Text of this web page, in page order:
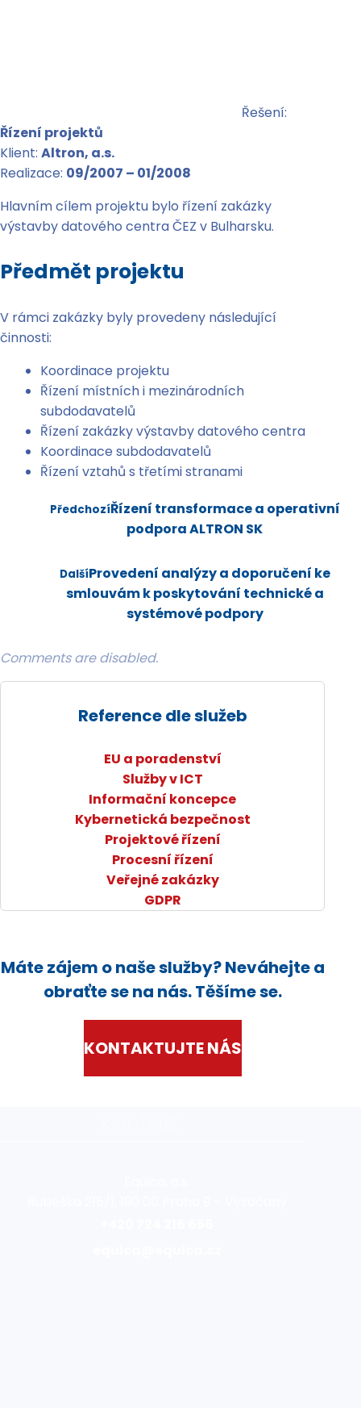
Řešení:
Řízení projektů
Klient: Altron, a.s.
Realizace: 09/2007 – 01/2008
Hlavním cílem projektu bylo řízení zakázky
výstavby datového centra ČEZ v Bulharsku.
Předmět projektu
V rámci zakázky byly provedeny následující
činnosti:
Koordinace projektu
Řízení místních i mezinárodních
subdodavatelů
Řízení zakázky výstavby datového centra
Koordinace subdodavatelů
Řízení vztahů s třetími stranami
PředchozíŘízení transformace a operativní
podpora ALTRON SK
DalšíProvedení analýzy a doporučení ke
smlouvám k poskytování technické a
systémové podpory
Comments are disabled.
Reference dle služeb
EU a poradenství
Služby v ICT
Informační koncepce
Kybernetická bezpečnost
Projektové řízení
Procesní řízení
Veřejné zakázky
GDPR
Máte zájem o naše služby? Neváhejte a
obraťte se na nás. Těšíme se.
KONTAKTUJTE NÁS